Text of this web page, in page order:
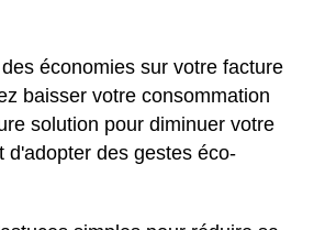
économies sur votre facture
baisser votre consommation
solution pour diminuer votre
d'adopter des gestes éco-